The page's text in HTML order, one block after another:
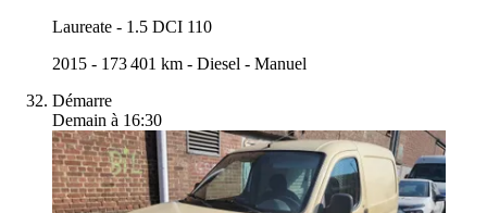
Laureate - 1.5 DCI 110
2015 - 173 401 km - Diesel - Manuel
Démarre
Demain à 16:30